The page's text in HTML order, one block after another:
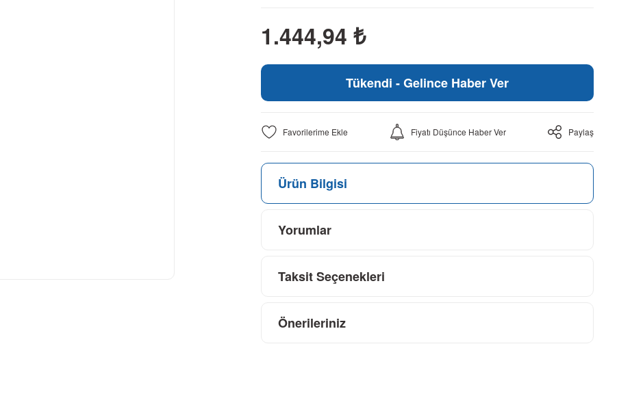
1.444,94 ₺
Tükendi - Gelince Haber Ver
Fiyatı Düşünce Haber Ver Paylaş
Ürün Bilgisi
Yorumlar
Taksit Seçenekleri
Önerileriniz